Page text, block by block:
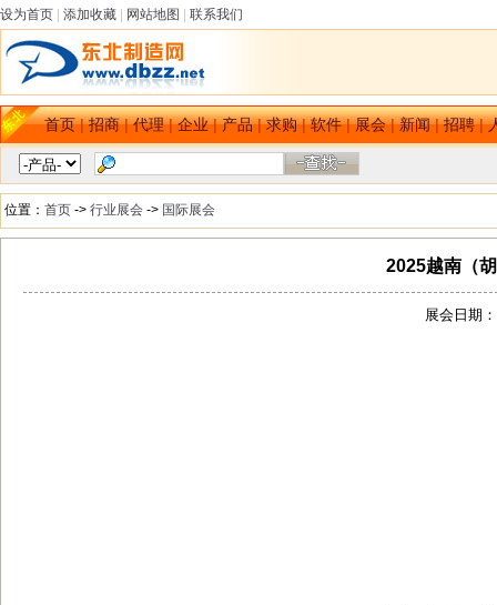
设为首页 添加收藏 网站地图 联系我们
首页|招商|代理|企业|产品|求购|软件|展会|新闻|招聘|
位置： 首页 -> 行业展会 -> 国际展会
2025越南（
展会日期